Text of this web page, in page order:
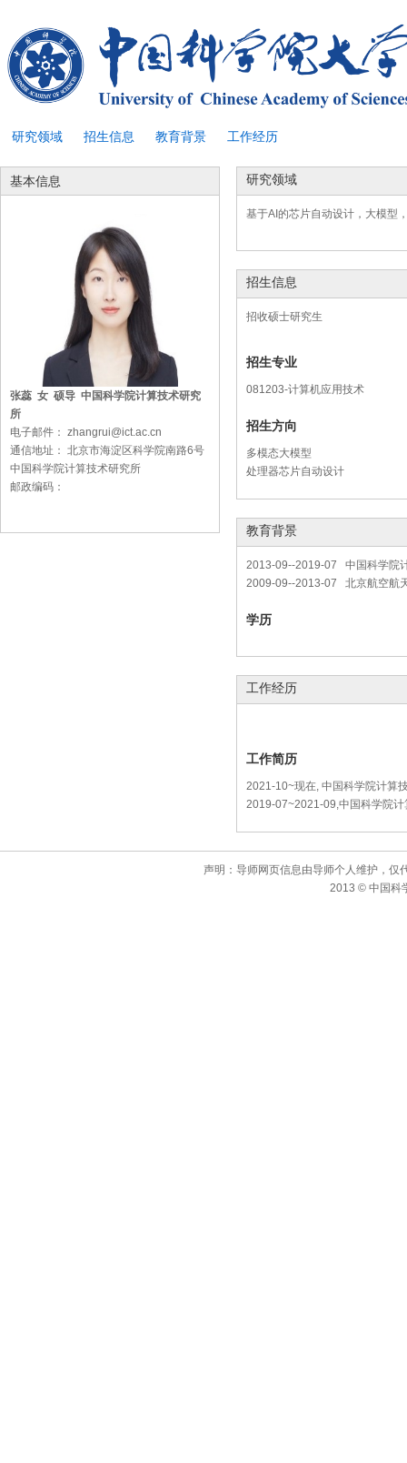
研究领域 招生信息 教育背景 工作经历
基本信息
张蕊 女 硕导 中国科学院计算技术研究
所
电子邮件： zhangrui@ict.ac.cn
通信地址： 北京市海淀区科学院南路6号
中国科学院计算技术研究所
邮政编码：
研究领域
基于AI的芯片自动设计，大模型
招生信息
招收硕士研究生
招生专业
081203-计算机应用技术
招生方向
多模态大模型
处理器芯片自动设计
教育背景
2013-09--2019-07 中国科学院
2009-09--2013-07 北京航空航
学历
工作经历
工作简历
2021-10~现在, 中国科学院计算
2019-07~2021-09,中国科学院
声明：导师网页信息由导师个人维护，仅
2013 © 中国科